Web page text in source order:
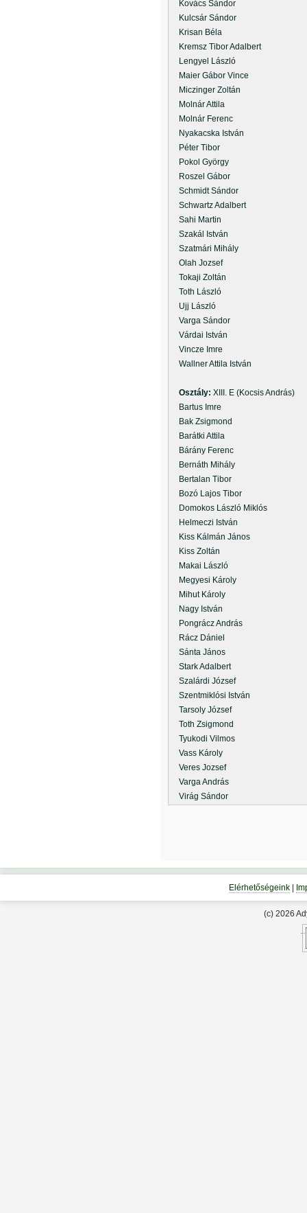
Kovács Sándor
Kulcsár Sándor
Krisan Béla
Kremsz Tibor Adalbert
Lengyel László
Maier Gábor Vince
Miczinger Zoltán
Molnár Attila
Molnár Ferenc
Nyakacska István
Péter Tibor
Pokol György
Roszel Gábor
Schmidt Sándor
Schwartz Adalbert
Sahi Martin
Szakál István
Szatmári Mihály
Olah Jozsef
Tokaji Zoltán
Toth László
Ujj László
Varga Sándor
Várdai István
Vincze Imre
Wallner Attila István
Osztály: XIII. E (Kocsis András)
Bartus Imre
Bak Zsigmond
Barátki Attila
Bárány Ferenc
Bernáth Mihály
Bertalan Tibor
Bozó Lajos Tibor
Domokos László Miklós
Helmeczi István
Kiss Kálmán János
Kiss Zoltán
Makai László
Megyesi Károly
Mihut Károly
Nagy István
Pongrácz András
Rácz Dániel
Sánta János
Stark Adalbert
Szalárdi József
Szentmiklósi István
Tarsoly József
Toth Zsigmond
Tyukodi Vilmos
Vass Károly
Veres Jozsef
Varga András
Virág Sándor
Elérhetőségeink|
(c) 2026